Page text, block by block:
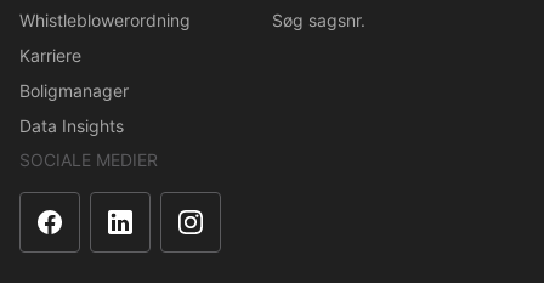
Whistleblowerordning
Karriere
Boligmanager
Data Insights
Søg sagsnr.
SOCIALE MEDIER